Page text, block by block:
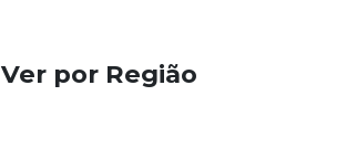
Ver por Região